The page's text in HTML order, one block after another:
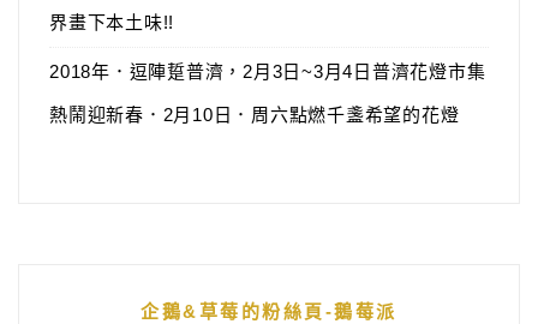
界畫下本土味!!
2018年．逗陣踅普濟，2月3日~3月4日普濟花燈市集
熱鬧迎新春．2月10日．周六點燃千盞希望的花燈
企鵝&草莓的粉絲頁-鵝莓派